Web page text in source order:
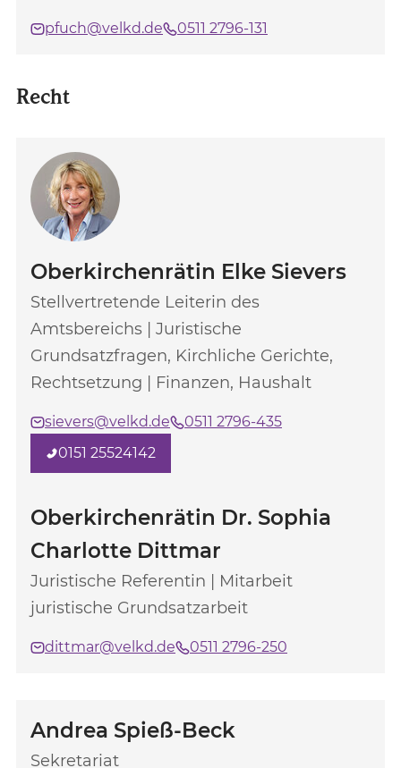
pfuch@velkd.de 0511 2796-131
Recht
Oberkirchenrätin Elke Sievers
Stellvertretende Leiterin des
Amtsbereichs | Juristische
Grundsatzfragen, Kirchliche Gerichte,
Rechtsetzung | Finanzen, Haushalt
sievers@velkd.de
0511 2796-435
0151 25524142
Oberkirchenrätin Dr. Sophia
Charlotte Dittmar
Juristische Referentin | Mitarbeit
juristische Grundsatzarbeit
dittmar@velkd.de 0511 2796-250
Andrea Spieß-Beck
Sekretariat